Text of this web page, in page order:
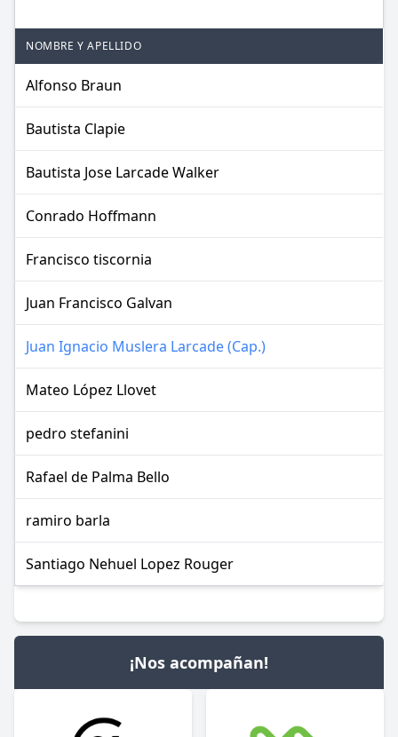
NOMBRE Y APELLIDO
Alfonso Braun
Bautista Clapie
Bautista Jose Larcade Walker
Conrado Hoffmann
Francisco tiscornia
Juan Francisco Galvan
Juan Ignacio Muslera Larcade (Cap.)
Mateo López Llovet
pedro stefanini
Rafael de Palma Bello
ramiro barla
Santiago Nehuel Lopez Rouger
¡Nos acompañan!